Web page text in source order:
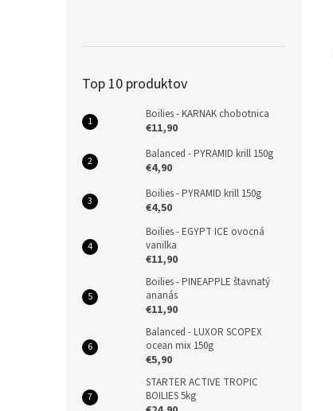
Top 10 produktov
Boilies - KARNAK chobotnica
€11,90
Balanced - PYRAMID krill 150g
€4,90
Boilies - PYRAMID krill 150g
€4,50
Boilies - EGYPT ICE ovocná
vanilka
€11,90
Boilies - PINEAPPLE štavnatý
ananás
€11,90
Balanced - LUXOR SCOPEX
ocean mix 150g
€5,90
STARTER ACTIVE TROPIC
BOILIES 5kg